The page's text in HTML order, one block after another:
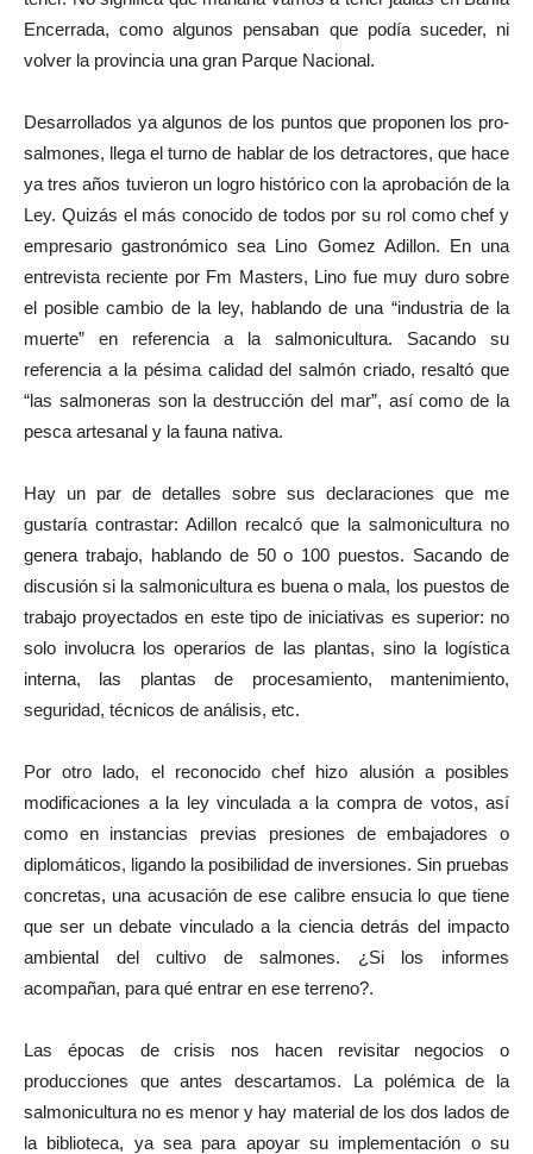
Encerrada, como algunos pensaban que podía suceder, ni
volver la provincia una gran Parque Nacional.
Desarrollados ya algunos de los puntos que proponen los pro-
salmones, llega el turno de hablar de los detractores, que hace
ya tres años tuvieron un logro histórico con la aprobación de la
Ley. Quizás el más conocido de todos por su rol como chef y
empresario gastronómico sea Lino Gomez Adillon. En una
entrevista reciente por Fm Masters, Lino fue muy duro sobre
el posible cambio de la ley, hablando de una “industria de la
muerte” en referencia a la salmonicultura. Sacando su
referencia a la pésima calidad del salmón criado, resaltó que
“las salmoneras son la destrucción del mar”, así como de la
pesca artesanal y la fauna nativa.
Hay un par de detalles sobre sus declaraciones que me
gustaría contrastar: Adillon recalcó que la salmonicultura no
genera trabajo, hablando de 50 o 100 puestos. Sacando de
discusión si la salmonicultura es buena o mala, los puestos de
trabajo proyectados en este tipo de iniciativas es superior: no
solo involucra los operarios de las plantas, sino la logística
interna, las plantas de procesamiento, mantenimiento,
seguridad, técnicos de análisis, etc.
Por otro lado, el reconocido chef hizo alusión a posibles
modificaciones a la ley vinculada a la compra de votos, así
como en instancias previas presiones de embajadores o
diplomáticos, ligando la posibilidad de inversiones. Sin pruebas
concretas, una acusación de ese calibre ensucia lo que tiene
que ser un debate vinculado a la ciencia detrás del impacto
ambiental del cultivo de salmones. ¿Si los informes
acompañan, para qué entrar en ese terreno?.
Las épocas de crisis nos hacen revisitar negocios o
producciones que antes descartamos. La polémica de la
salmonicultura no es menor y hay material de los dos lados de
la biblioteca, ya sea para apoyar su implementación o su